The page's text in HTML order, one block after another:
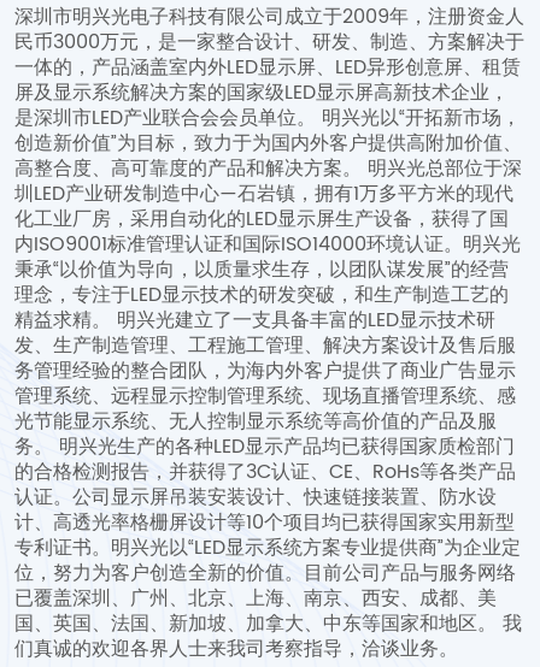
深圳市明兴光电子科技有限公司成立于2009年，注册资金人
民币3000万元，是一家整合设计、研发、制造、方案解决于
一体的，产品涵盖室内外LED显示屏、LED异形创意屏、租赁
屏及显示系统解决方案的国家级LED显示屏高新技术企业，
是深圳市LED产业联合会会员单位。 明兴光以“开拓新市场，
创造新价值”为目标，致力于为国内外客户提供高附加价值、
高整合度、高可靠度的产品和解决方案。
明兴光总部位于深
圳LED产业研发制造中心—石岩镇，拥有1万多平方米的现代
化工业厂房，采用自动化的LED显示屏生产设备，获得了国
内ISO9001标准管理认证和国际ISO14000环境认证。明兴光
秉承“以价值为导向，以质量求生存，以团队谋发展”的经营
理念，专注于LED显示技术的研发突破，和生产制造工艺的
精益求精。
明兴光建立了一支具备丰富的LED显示技术研
发、生产制造管理、工程施工管理、解决方案设计及售后服
务管理经验的整合团队，为海内外客户提供了商业广告显示
管理系统、远程显示控制管理系统、现场直播管理系统、感
光节能显示系统、无人控制显示系统等高价值的产品及服
务。
明兴光生产的各种LED显示产品均已获得国家质检部门
的合格检测报告，并获得了3C认证、CE、RoHs等各类产品
认证。公司显示屏吊装安装设计、快速链接装置、防水设
计、高透光率格栅屏设计等10个项目均已获得国家实用新型
专利证书。明兴光以“LED显示系统方案专业提供商”为企业定
位，努力为客户创造全新的价值。目前公司产品与服务网络
已覆盖深圳、广州、北京、上海、南京、西安、成都、美
国、英国、法国、新加坡、加拿大、中东等国家和地区。
我
们真诚的欢迎各界人士来我司考察指导，洽谈业务。